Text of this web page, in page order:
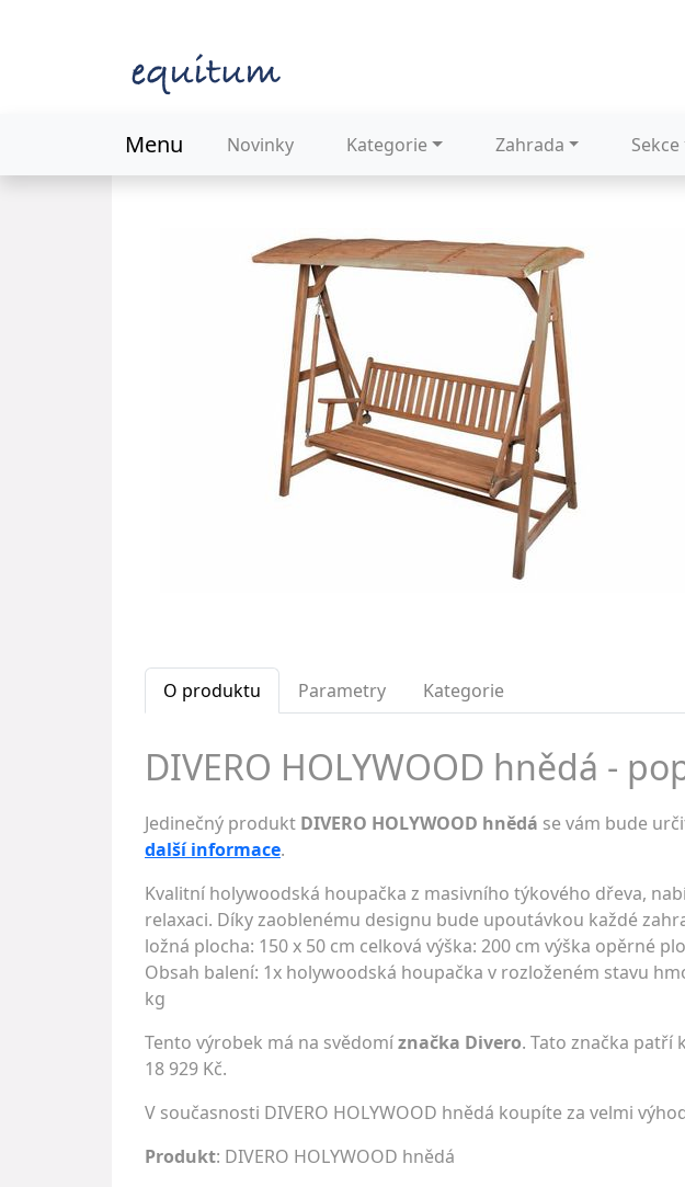
Menu Novinky Kategorie Zahrada Sekce
O produktu Parametry Kategorie
DIVERO HOLYWOOD hnědá -
Jedinečný produkt DIVERO HOLYWOOD hnědá se vám bude
další informace.
Kvalitní holywoodská houpačka z masivního týkového dřeva,
relaxaci. Díky zaoblenému designu bude upoutávkou každé
ložná plocha: 150 x 50 cm celková výška: 200 cm výška opěrné
Obsah balení: 1x holywoodská houpačka v rozloženém stavu
kg
Tento výrobek má na svědomíznačka Divero. Tato značka patří
18 929 Kč.
V současnosti DIVERO HOLYWOOD hnědá koupíte za velmi
Produkt: DIVERO HOLYWOOD hnědá